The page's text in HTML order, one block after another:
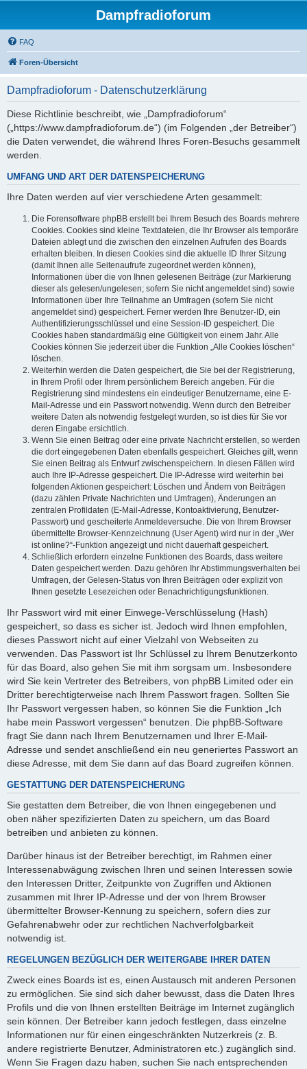
Dampfradioforum
FAQ
Foren-Übersicht
Dampfradioforum - Datenschutzerklärung
Diese Richtlinie beschreibt, wie „Dampfradioforum“
(„https://www.dampfradioforum.de“) (im Folgenden „der Betreiber“)
die Daten verwendet, die während Ihres Foren-Besuchs gesammelt
werden.
UMFANG UND ART DER DATENSPEICHERUNG
Ihre Daten werden auf vier verschiedene Arten gesammelt:
Die Forensoftware phpBB erstellt bei Ihrem Besuch des Boards mehrere
Cookies. Cookies sind kleine Textdateien, die Ihr Browser als temporäre
Dateien ablegt und die zwischen den einzelnen Aufrufen des Boards
erhalten bleiben. In diesen Cookies sind die aktuelle ID Ihrer Sitzung
(damit Ihnen alle Seitenaufrufe zugeordnet werden können),
Informationen über die von Ihnen gelesenen Beiträge (zur Markierung
dieser als gelesen/ungelesen; sofern Sie nicht angemeldet sind) sowie
Informationen über Ihre Teilnahme an Umfragen (sofern Sie nicht
angemeldet sind) gespeichert. Ferner werden Ihre Benutzer-ID, ein
Authentifizierungsschlüssel und eine Session-ID gespeichert. Die
Cookies haben standardmäßig eine Gültigkeit von einem Jahr. Alle
Cookies können Sie jederzeit über die Funktion „Alle Cookies löschen“
löschen.
Weiterhin werden die Daten gespeichert, die Sie bei der Registrierung,
in Ihrem Profil oder Ihrem persönlichem Bereich angeben. Für die
Registrierung sind mindestens ein eindeutiger Benutzername, eine E-
Mail-Adresse und ein Passwort notwendig. Wenn durch den Betreiber
weitere Daten als notwendig festgelegt wurden, so ist dies für Sie vor
deren Eingabe ersichtlich.
Wenn Sie einen Beitrag oder eine private Nachricht erstellen, so werden
die dort eingegebenen Daten ebenfalls gespeichert. Gleiches gilt, wenn
Sie einen Beitrag als Entwurf zwischenspeichern. In diesen Fällen wird
auch Ihre IP-Adresse gespeichert. Die IP-Adresse wird weiterhin bei
folgenden Aktionen gespeichert: Löschen und Ändern von Beiträgen
(dazu zählen Private Nachrichten und Umfragen), Änderungen an
zentralen Profildaten (E-Mail-Adresse, Kontoaktivierung, Benutzer-
Passwort) und gescheiterte Anmeldeversuche. Die von Ihrem Browser
übermittelte Browser-Kennzeichnung (User Agent) wird nur in der „Wer
ist online?“-Funktion angezeigt und nicht dauerhaft gespeichert.
Schließlich erfordern einzelne Funktionen des Boards, dass weitere
Daten gespeichert werden. Dazu gehören Ihr Abstimmungsverhalten bei
Umfragen, der Gelesen-Status von Ihren Beiträgen oder explizit von
Ihnen gesetzte Lesezeichen oder Benachrichtigungsfunktionen.
Ihr Passwort wird mit einer Einwege-Verschlüsselung (Hash)
gespeichert, so dass es sicher ist. Jedoch wird Ihnen empfohlen,
dieses Passwort nicht auf einer Vielzahl von Webseiten zu
verwenden. Das Passwort ist Ihr Schlüssel zu Ihrem Benutzerkonto
für das Board, also gehen Sie mit ihm sorgsam um. Insbesondere
wird Sie kein Vertreter des Betreibers, von phpBB Limited oder ein
Dritter berechtigterweise nach Ihrem Passwort fragen. Sollten Sie
Ihr Passwort vergessen haben, so können Sie die Funktion „Ich
habe mein Passwort vergessen“ benutzen. Die phpBB-Software
fragt Sie dann nach Ihrem Benutzernamen und Ihrer E-Mail-
Adresse und sendet anschließend ein neu generiertes Passwort an
diese Adresse, mit dem Sie dann auf das Board zugreifen können.
GESTATTUNG DER DATENSPEICHERUNG
Sie gestatten dem Betreiber, die von Ihnen eingegebenen und
oben näher spezifizierten Daten zu speichern, um das Board
betreiben und anbieten zu können.
Darüber hinaus ist der Betreiber berechtigt, im Rahmen einer
Interessenabwägung zwischen Ihren und seinen Interessen sowie
den Interessen Dritter, Zeitpunkte von Zugriffen und Aktionen
zusammen mit Ihrer IP-Adresse und der von Ihrem Browser
übermittelter Browser-Kennung zu speichern, sofern dies zur
Gefahrenabwehr oder zur rechtlichen Nachverfolgbarkeit
notwendig ist.
REGELUNGEN BEZÜGLICH DER WEITERGABE IHRER DATEN
Zweck eines Boards ist es, einen Austausch mit anderen Personen
zu ermöglichen. Sie sind sich daher bewusst, dass die Daten Ihres
Profils und die von Ihnen erstellten Beiträge im Internet zugänglich
sein können. Der Betreiber kann jedoch festlegen, dass einzelne
Informationen nur für einen eingeschränkten Nutzerkreis (z. B.
andere registrierte Benutzer, Administratoren etc.) zugänglich sind.
Wenn Sie Fragen dazu haben, suchen Sie nach entsprechenden